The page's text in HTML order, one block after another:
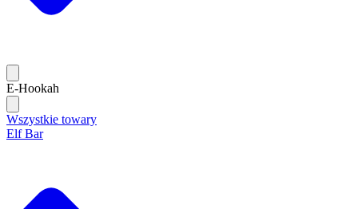
E-Hookah
Wszystkie towary
Elf Bar